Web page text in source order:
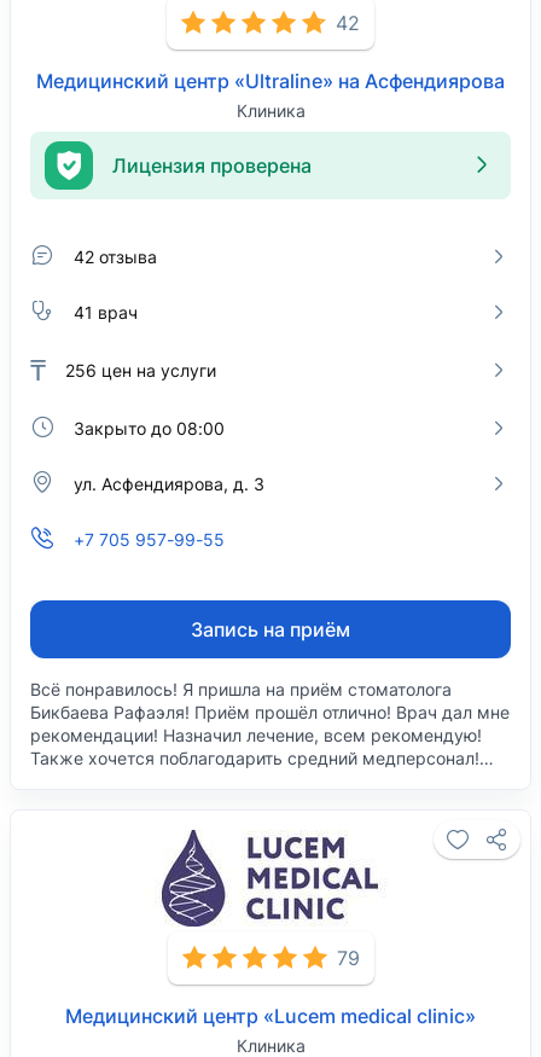
42
Медицинский центр «Ultraline» на Асфендиярова
Клиника
Лицензия проверена
42 отзыва
41 врач
₸ 256 цен на услуги
Закрыто до 08:00
ул. Асфендиярова, д. 3
+7 705 957-99-55
Запись на приём
Всё понравилось! Я пришла на приём стоматолога
Бикбаева Рафаэля! Приём прошёл отлично! Врач дал мне
рекомендации! Назначил лечение, всем рекомендую!
Также хочется поблагодарить средний медперсонал!…
79
Медицинский центр «Lucem medical clinic»
Клиника